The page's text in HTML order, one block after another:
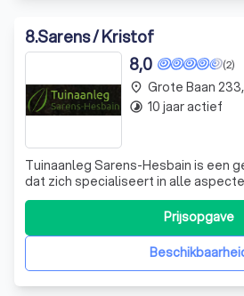
8.Sarens / Kristof
(2)
8,0
Tuinaanleg Sarens-Hesbain is een
dat zich specialiseert in alle
jarenlange ervaring in de branche,
tuinproject aan, of het nu gaat om
(zwem)vijver, oprit, terras,
nemen de zorg uit handen, van plann
Prijsopgave
place Grote Baan
timelapse 10 jaar actief